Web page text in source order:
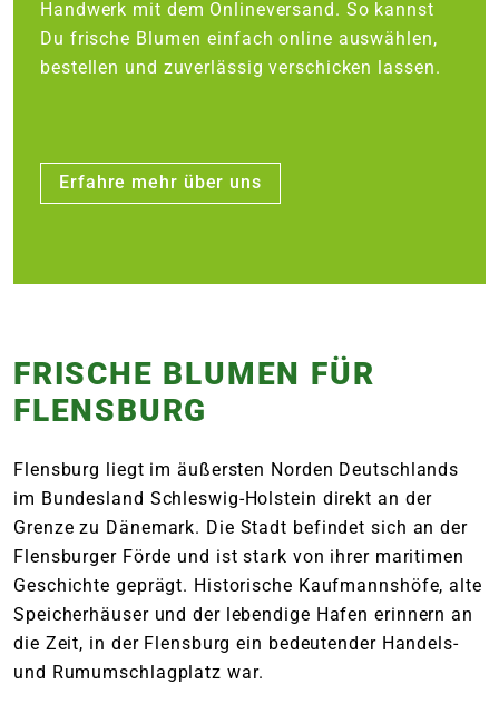
Handwerk mit dem Onlineversand. So kannst
Du frische Blumen einfach online auswählen,
bestellen und zuverlässig verschicken lassen.
Erfahre mehr über uns
FRISCHE BLUMEN FÜR
FLENSBURG
Flensburg liegt im äußersten Norden Deutschlands
im Bundesland Schleswig-Holstein direkt an der
Grenze zu Dänemark. Die Stadt befindet sich an der
Flensburger Förde und ist stark von ihrer maritimen
Geschichte geprägt. Historische Kaufmannshöfe, alte
Speicherhäuser und der lebendige Hafen erinnern an
die Zeit, in der Flensburg ein bedeutender Handels-
und Rumumschlagplatz war.